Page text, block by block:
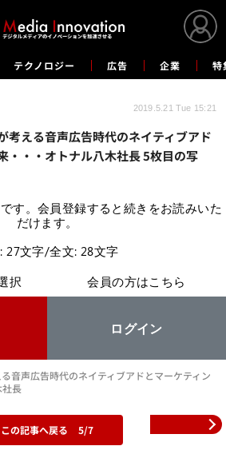
テクノロジー 広告 企業 特
考える音声広告時代のネイティブアド
・・・オトナル八木社長 5枚目の写
2019.5.21 Tue 15:21
す。会員登録すると続きをお読みいた
だけます。
27文字/全文: 28文字
択
会員の方はこちら
ログイン
音声広告時代のネイティブアドとマーケティン
社長
この記事へ戻る 5/7